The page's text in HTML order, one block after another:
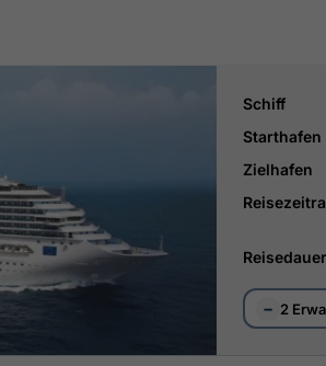
Schiff
Starthafen
Zielhafen
Reisedauer
− 2